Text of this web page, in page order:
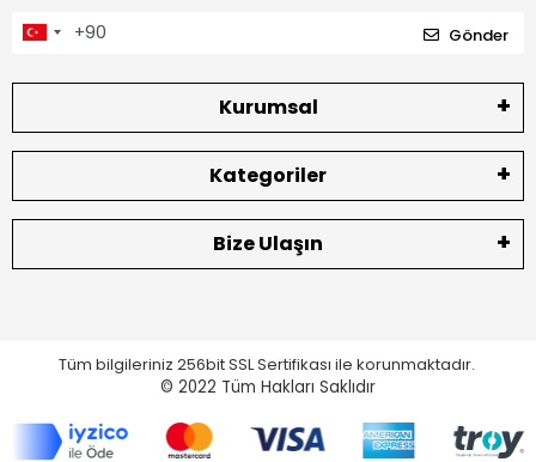
Gönder
Kurumsal
Kategoriler
Bize Ulaşın
Tüm bilgileriniz 256bit SSL Sertifikası ile korunmaktadır.
© 2022 Tüm Hakları Saklıdır